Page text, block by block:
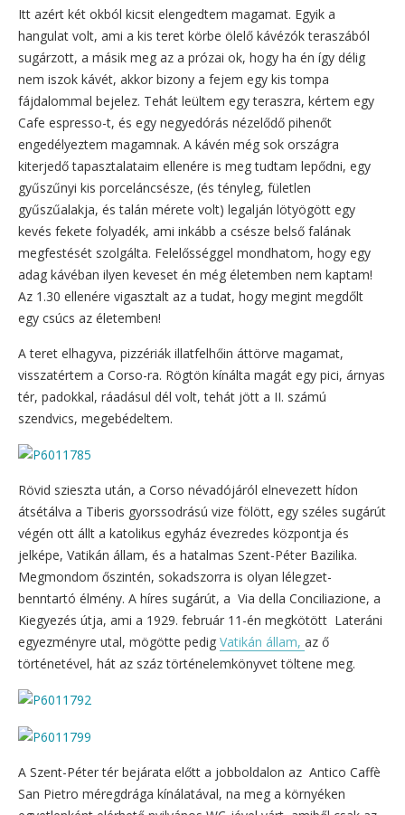
Itt azért két okból kicsit elengedtem magamat. Egyik a
hangulat volt, ami a kis teret körbe ölelő kávézók teraszából
sugárzott, a másik meg az a prózai ok, hogy ha én így délig
nem iszok kávét, akkor bizony a fejem egy kis tompa
fájdalommal bejelez. Tehát leültem egy teraszra, kértem egy
Cafe espresso-t, és egy negyedórás nézelődő pihenőt
engedélyeztem magamnak. A kávén még sok országra
kiterjedő tapasztalataim ellenére is meg tudtam lepődni, egy
gyűszűnyi kis porceláncsésze, (és tényleg, fületlen
gyűszűalakja, és talán mérete volt) legalján lötyögött egy
kevés fekete folyadék, ami inkább a csésze belső falának
megfestését szolgálta. Felelősséggel mondhatom, hogy egy
adag kávéban ilyen keveset én még életemben nem kaptam!
Az 1.30 ellenére vigasztalt az a tudat, hogy megint megdőlt
egy csúcs az életemben!
A teret elhagyva, pizzériák illatfelhőin áttörve magamat,
visszatértem a Corso-ra. Rögtön kínálta magát egy pici, árnyas
tér, padokkal, ráadásul dél volt, tehát jött a II. számú
szendvics, megebédeltem.
Rövid szieszta után, a Corso névadójáról elnevezett hídon
átsétálva a Tiberis gyorssodrású vize fölött, egy széles sugárút
végén ott állt a katolikus egyház évezredes központja és
jelképe, Vatikán állam, és a hatalmas Szent-Péter Bazilika.
Megmondom őszintén, sokadszorra is olyan lélegzet-
benntartó élmény. A híres sugárút, a Via della Conciliazione, a
Kiegyezés útja, ami a 1929. február 11-én megkötött Lateráni
egyezményre utal, mögötte pedig Vatikán állam, az ő
történetével, hát az száz történelemkönyvet töltene meg.
A Szent-Péter tér bejárata előtt a jobboldalon az Antico Caffè
San Pietro méregdrága kínálatával, na meg a környéken